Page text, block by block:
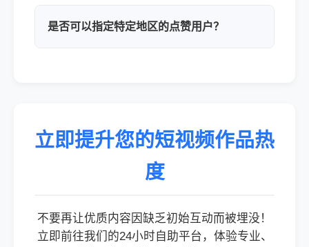
是否可以指定特定地区的点赞用户？
立即提升您的短视频作品热
度
不要再让优质内容因缺乏初始互动而被埋没！
立即前往我们的24小时自助平台，体验专业、